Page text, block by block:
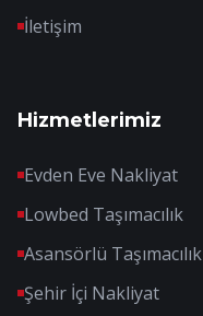
İletişim
Hizmetlerimiz
Evden Eve Nakliyat
Lowbed Taşımacılık
Asansörlü Taşımacılık
Şehir İçi Nakliyat